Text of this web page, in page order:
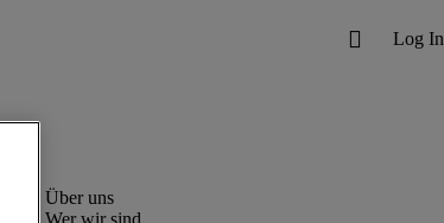
Wer wir sind